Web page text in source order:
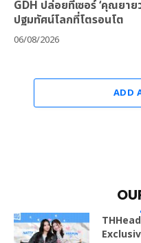
GDH ปล่อยทีเซอร์ ‘คุณยา
ปฐมทัศน์โลกที่โตรอนโต
06/08/2026
ADD